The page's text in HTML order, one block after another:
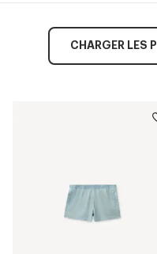
CHARGER LES